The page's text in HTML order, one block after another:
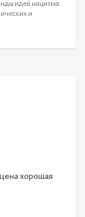
идей нацизма
и
хорошая